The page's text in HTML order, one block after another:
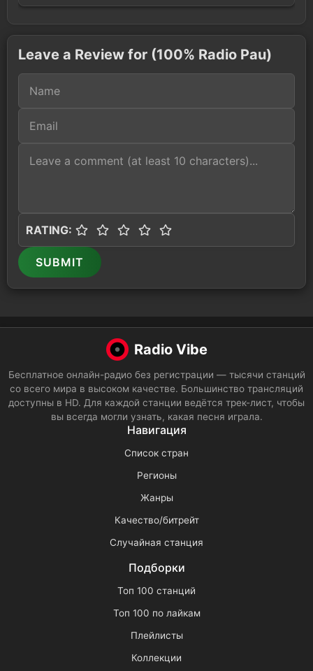
Leave a Review for (100% Radio Pau)
RATING:
SUBMIT
Radio Vibe
Бесплатное онлайн-радио без регистрации — тысячи станций
со всего мира в высоком качестве. Большинство трансляций
доступны в HD. Для каждой станции ведётся трек-лист, чтобы
вы всегда могли узнать, какая песня играла.
Навигация
Список стран
Регионы
Жанры
Качество/битрейт
Случайная станция
Подборки
Топ 100 станций
Топ 100 по лайкам
Плейлисты
Коллекции